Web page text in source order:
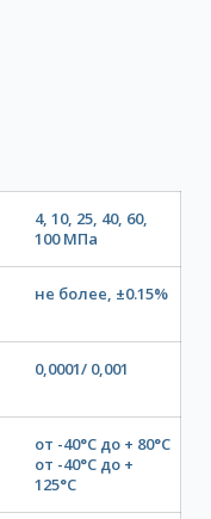
4, 10, 25, 40, 60,
100 МПа
не более, ±0.15%
0,0001/ 0,001
от -40°C до + 80°C
от -40°C до +
125°C